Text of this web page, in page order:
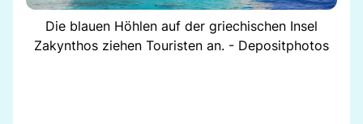
Die blauen Höhlen auf der griechischen Insel
Zakynthos ziehen Touristen an. - Depositphotos